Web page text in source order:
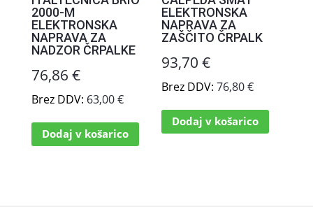
2000-M
ELEKTRONSKA
NAPRAVA ZA
NADZOR ČRPALKE
76,86 €
Brez DDV: 63,00€
Dodaj v košarico
ELEKTRONSKA
NAPRAVA ZA
ZAŠČITO ČRPALK
93,70€
Brez DDV:76,80€
Dodaj v košarico